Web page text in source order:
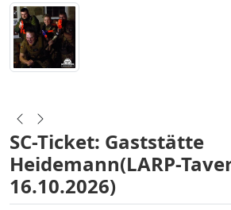
SC-Ticket: Gaststätte
Heidemann(LARP-
16.10.2026)